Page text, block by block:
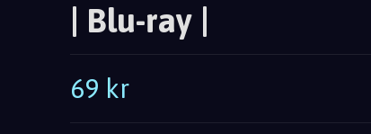
| Blu-ray |
69 kr